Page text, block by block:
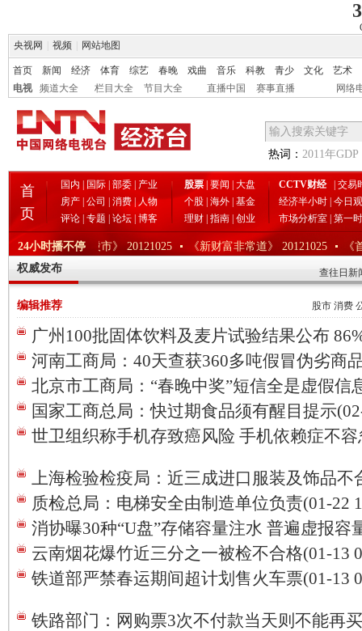
央视网
视频 网站地图
首页 新闻 经济 体育 综艺 春晚 戏曲 音乐 科教 青少 文化
艺术
电视
频道大全 栏目大全 节目大全 直播中国 赛事直播 网络
热词： 2011年GDP
首
页
国内 国际 部委
产业
房产
公司 消费
人物
评论
专题 论坛 博客
股票 要闻
大盘
个股 海外 基金
理财 指南 创业
CCTV财经
交易
经济半小时 今日
市场分析室 第一
24小时播不停《今日股市》 20121025 《新财富非常道》 20121025
《
权威发布
查往日新
编辑推荐 股市 消费
广州100批固体饮料及麦片试验结果公布
河南工商局：40天查获360多吨假冒伪劣商
北京市工商局：“春晚中奖”短信全是虚假信
国家工商总局：快过期食品须有醒目提示
世卫组织称手机存致癌风险 手机依赖症不容
上海检验检疫局：近三成进口服装及饰品不
质检总局：电梯安全由制造单位负责(01-22
消协曝30种“U盘”存储容量注水 普遍虚报容
云南烟花爆竹近三分之一被检不合格(01-13
铁道部严禁春运期间超计划售火车票(01-13
铁路部门：网购票3次不付款当天则不能再